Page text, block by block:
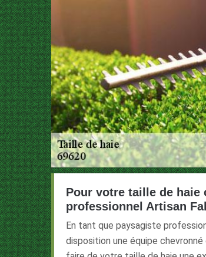
Pour votre taille de haie
professionnel Artisan
En tant que paysagiste
disposition une équipe